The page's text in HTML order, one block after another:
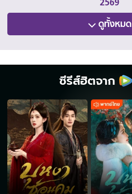
2569
ดูทั้งหมด
ซีรีส์ฮิตจาก